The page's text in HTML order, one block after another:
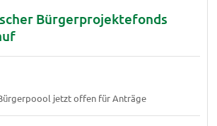
Bürgerprojektefonds
jetzt offen für Anträge